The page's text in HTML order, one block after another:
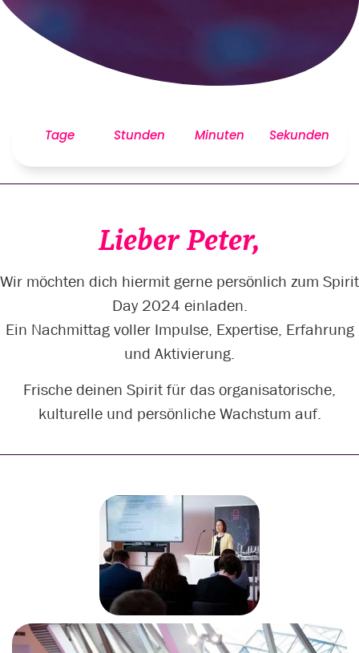
Tage Stunden Minuten Sekunden
Lieber Peter,
Wir möchten dich hiermit gerne persönlich zum Spirit
Day 2024 einladen.
Ein Nachmittag voller Impulse, Expertise, Erfahrung
und Aktivierung.
Frische deinen Spirit für das organisatorische,
kulturelle und persönliche Wachstum auf.